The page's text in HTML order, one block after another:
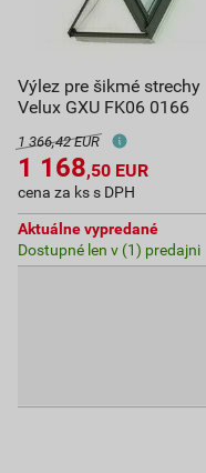
Výlez pre šikmé strechy
Velux GXU FK06 0166
1 366,42 EUR
1 168,50 EUR
cena za ks s DPH
Aktuálne vypredané
Dostupné len v (1) predajni